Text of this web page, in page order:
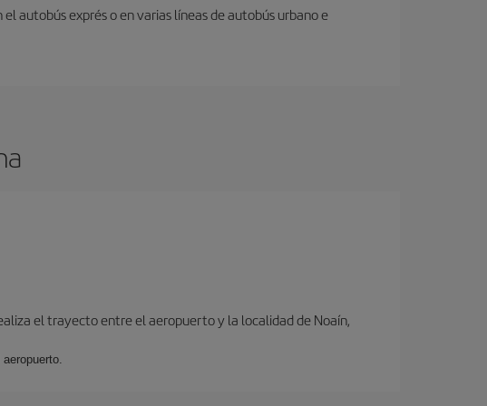
autobús exprés o en varias líneas de autobús urbano e
el trayecto entre el aeropuerto y la localidad de Noaín,